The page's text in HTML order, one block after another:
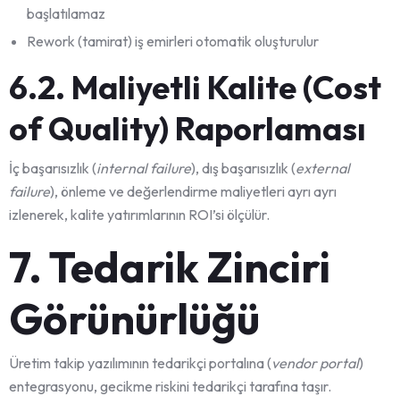
başlatılamaz
Rework (tamirat) iş emirleri otomatik oluşturulur
6.2. Maliyetli Kalite (Cost
of Quality) Raporlaması
İç başarısızlık (internal failure), dış başarısızlık (external
failure), önleme ve değerlendirme maliyetleri ayrı ayrı
izlenerek, kalite yatırımlarının ROI’si ölçülür.
7. Tedarik Zinciri
Görünürlüğü
Üretim takip yazılımının tedarikçi portalına (vendor portal)
entegrasyonu, gecikme riskini tedarikçi tarafına taşır.